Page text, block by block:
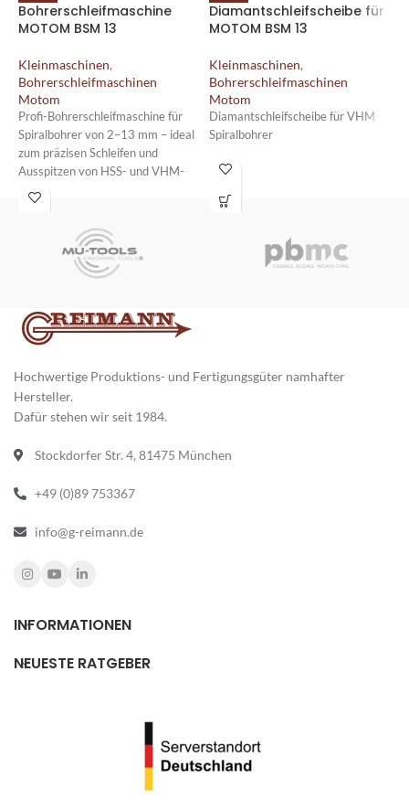
Bohrerschleifmaschine
MOTOM BSM 13
Kleinmaschinen,
Bohrerschleifmaschinen
Motom
Profi-Bohrerschleifmaschine für
Spiralbohrer von 2–13 mm – ideal
zum präzisen Schleifen und
Ausspitzen von HSS- und VHM-
Bohrern.
Erhältlich als BSM 13 UNO (1
Ausspitzung) oder BSM 13 DUO (2
Ausspitzungen).
Kompakter Präzisions-
Bohrerschleifer für Werkstätten,
Anwendungen, bei denen kleine
Bohrerdurchmesser zuverlässig
Diamantschleifscheibe für
MOTOM BSM 13
Kleinmaschinen,
Bohrerschleifmaschinen
Motom
Diamantschleifscheibe für VHM
Spiralbohrer
Hochwertige Produktions- und Fertigungsgüter namhafter
Hersteller.
Dafür stehen wir seit 1984.
Stockdorfer Str. 4, 81475 München
+49 (0)89 753367
info@g-reimann.de
INFORMATIONEN
NEUESTE RATGEBER